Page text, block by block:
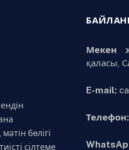
бөлігі
сілтеме
Мекен
қаласы,
E-mail:
Телефон: